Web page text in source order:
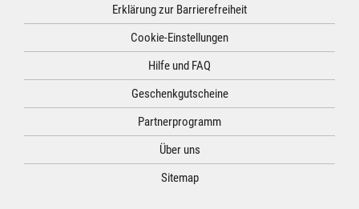
Erklärung zur Barrierefreiheit
Cookie-Einstellungen
Hilfe und FAQ
Geschenkgutscheine
Partnerprogramm
Über uns
Sitemap